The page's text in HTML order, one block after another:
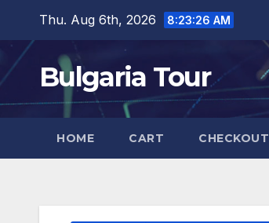
content
Thu. Aug 6th, 2026 8:23:27 AM
Bulgaria Tour
HOME CART CHECKOUT